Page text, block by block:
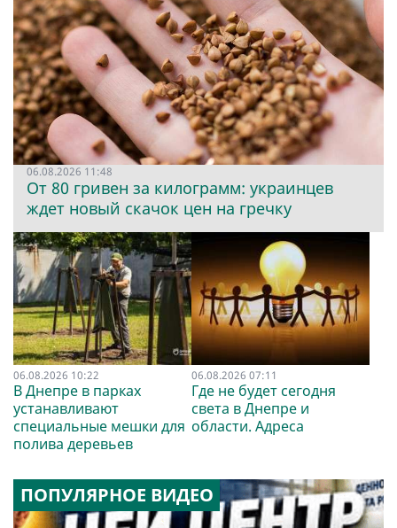
06.08.2026 11:48
От 80 гривен за килограмм: украинцев
ждет новый скачок цен на гречку
06.08.2026 10:22
В Днепре в парках
устанавливают
специальные мешки для
полива деревьев
06.08.2026 07:11
Где не будет сегодня
света в Днепре и
области. Адреса
ПОПУЛЯРНОЕ ВИДЕО